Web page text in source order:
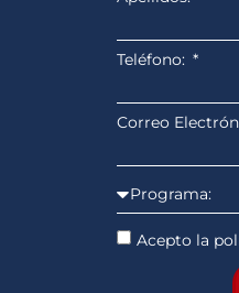
Teléfono:
Correo
Acepto la